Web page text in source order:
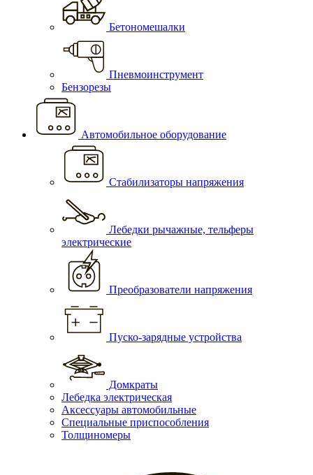
Бетономешалки
Пневмоинструмент
Бензорезы
Автомобильное оборудование
Стабилизаторы напряжения
Лебедки рычажные, тельферы
электрические
Преобразователи напряжения
Пуско-зарядные устройства
Домкраты
Лебедка электрическая
Аксессуары автомобильные
Специальные приспособления
Толщиномеры